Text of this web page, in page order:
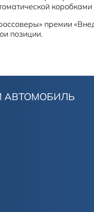
премии
позиции.
АВТОМОБИЛЬ